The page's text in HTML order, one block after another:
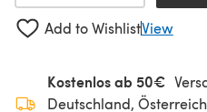
Add to WishlistView
Kostenlos ab 50€
Deutschland,